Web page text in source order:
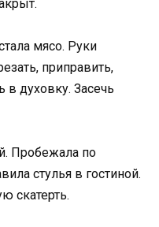
мясо. Руки
приправить,
духовку. Засечь
Пробежала по
стулья в гостиной.
скатерть.